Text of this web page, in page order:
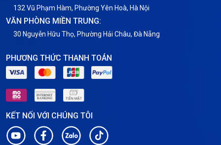
132 Vũ Phạm Hàm, Phường Yên Hoà, Hà Nội
VĂN PHÒNG MIỀN TRUNG:
30 Nguyễn Hữu Thọ, Phường Hải Châu, Đà Nẵng
PHƯƠNG THỨC THANH TOÁN
KẾT NỐI VỚI CHÚNG TÔI